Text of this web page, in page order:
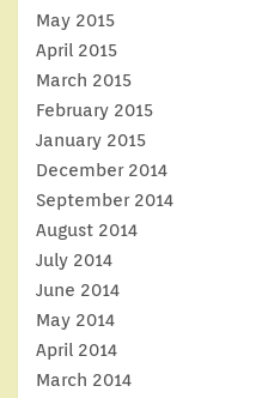
May 2015
April 2015
March 2015
February 2015
January 2015
December 2014
September 2014
August 2014
July 2014
June 2014
May 2014
April 2014
March 2014